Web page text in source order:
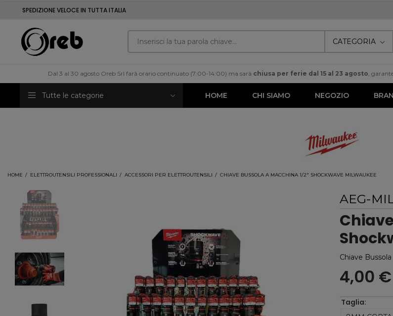
SPEDIZIONE VELOCE IN TUTTA ITALIA
CATEGORIA
Dal 3 al 30 agosto Oreb Srl farà orario continuato (7:00-14:00) ma sarà chiusa per ferie dal 15 al 23 agosto ,
Tutte le categorie HOME CHI SIAMO NEGOZIO
HOME ELETTROUTENSILI PROFESSIONALI ACCESSORI PER ELETTROUTENSILI CHIAVE BUSSOLA A MACCHINA 1/2" SHOCKWAVE MILWAUKEE
AEG-
Chiave
4,00 €
Taglia